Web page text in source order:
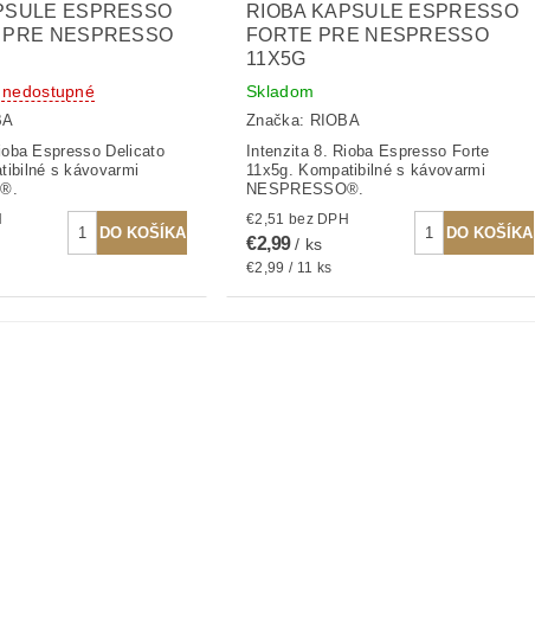
ESPRESSO
NESPRESSO
Espresso Delicato
s kávovarmi
RIOBA KAPSULE ESPRESSO
FORTE PRE NESPRESSO
11X5G
Skladom
Značka: RIOBA
Intenzita 8. Rioba Espresso Forte
11x5g. Kompatibilné s kávovarmi
NESPRESSO®.
€2,51 bez DPH
€2,99/ ks
€2,99 / 11 ks